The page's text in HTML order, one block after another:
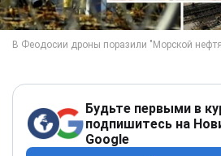
Будьте первыми в
подпишитесь на
Google